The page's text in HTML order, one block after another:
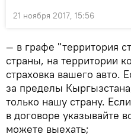
21 ноября 2017, 15:56
— в графе "территория
страны, на территории
страховка вашего авто.
за пределы
только нашу страну.
в договоре указывайте
можете выехать;